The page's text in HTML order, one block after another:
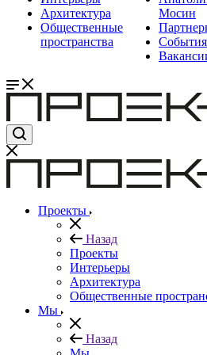
Архитектура
Общественные
пространства
Мосин
События
Проекты
Назад
Проекты
Интерьеры
Архитектура
Общественные
Мы
Назад